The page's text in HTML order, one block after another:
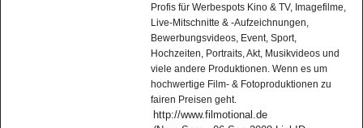
Profis für Werbespots Kino & TV, Imagefilme,
Live-Mitschnitte & -Aufzeichnungen,
Bewerbungsvideos, Event, Sport,
Hochzeiten, Portraits, Akt, Musikvideos und
viele andere Produktionen. Wenn es um
hochwertige Film- & Fotoproduktionen zu
fairen Preisen geht.
http://www.filmotional.de